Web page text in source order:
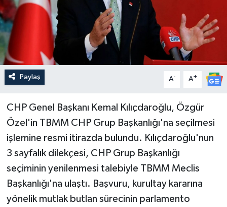
Paylaş A- A+
CHP Genel Başkanı Kemal Kılıçdaroğlu, Özgür
Özel'in TBMM CHP Grup Başkanlığı'na seçilmesi
işlemine resmi itirazda bulundu. Kılıçdaroğlu'nun
3 sayfalık dilekçesi, CHP Grup Başkanlığı
seçiminin yenilenmesi talebiyle TBMM Meclis
Başkanlığı'na ulaştı. Başvuru, kurultay kararına
yönelik mutlak butlan sürecinin parlamento